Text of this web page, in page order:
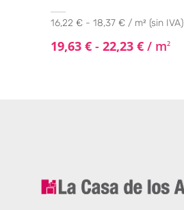
16,22 € - 18,37 € / m² (sin IVA)
19,63 € - 22,23 € / m2